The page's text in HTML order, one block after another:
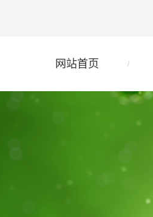
网站首页